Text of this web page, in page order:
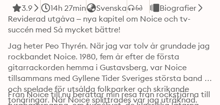
3.9 14h 27min Svenska
Biografier
Reviderad utgåva – nya kapitel om Noice och tv-
succén med Så mycket bättre!
Jag heter Peo Thyrén. När jag var tolv år grundade jag
rockbandet Noice. 1980, fem år efter de första
gitarrackorden hemma i Gustavsberg, var Noice
tillsammans med Gyllene Tider Sveriges största band
och spelade för utsålda folkparker och skrikande
tonåringar. När Noice splittrades var jag uträknad.
Från Noice till nu berättar min resa från rockstjärna till